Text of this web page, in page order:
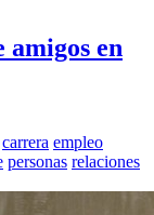
amigos en
carrera empleo
personas relaciones